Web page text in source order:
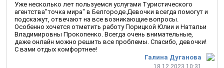
Галина Дуганова
18.12.2023 10:31
Уже несколько лет пользуемся услугами Туристического
агентства"точка мира" в Белгороде.Девочки всегда помогут и
подскажут, отвечают на все возникающие вопросы.
Особенно хочется отметить работу Порицкой Юлии и Натальи
Владимировны Прокопенко. Всегда очень внимательные,
даже онлайн можно решить все проблемы. Спасибо, девочки!
С вами отдых комфортнее!